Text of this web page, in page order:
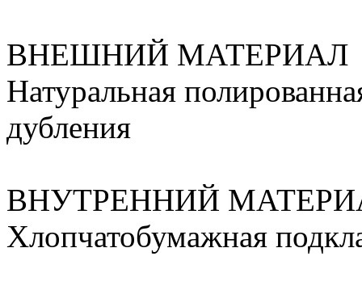
ВНЕШНИЙ МАТЕРИАЛ
Натуральная
дубления
ВНУТРЕННИЙ
Хлопчатобумажная